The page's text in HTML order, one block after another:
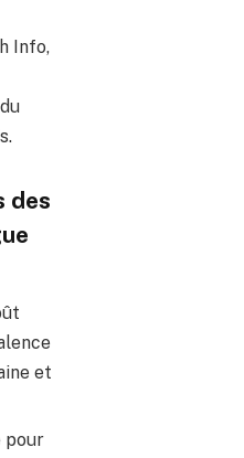
Info,
des
et
pour